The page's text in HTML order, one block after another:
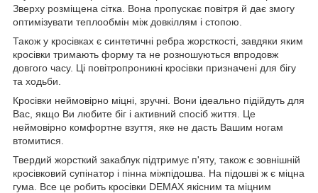
Зверху розміщена сітка. Вона пропускає повітря й дає змогу
оптимізувати теплообмін між довкіллям і стопою.
Також у кросівках є синтетичні ребра жорсткості, завдяки яким
кросівки тримають форму та не розношуються впродовж
довгого часу. Ці повітропроникні кросівки призначені для бігу
та ходьби.
Кросівки неймовірно міцні, зручні. Вони ідеально підійдуть для
Вас, якщо Ви любите біг і активний спосіб життя. Це
неймовірно комфортне взуття, яке не дасть Вашим ногам
втомитися.
Твердий жорсткий закаблук підтримує п'яту, також є зовнішній
кросівковий супінатор і пінна міжпідошва. На підошві ж є міцна
гума. Все це робить кросівки DEMAX якісним та міцним